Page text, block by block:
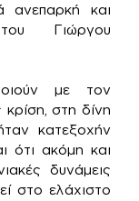
ανεπαρκή και
Γιώργου
με τον
στη δίνη
κατεξοχήν
ότι ακόμη και
δυνάμεις
στο ελάχιστο